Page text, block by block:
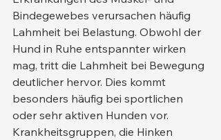
Bindegewebes verursachen häufig
Lahmheit bei Belastung. Obwohl der
Hund in Ruhe entspannter wirken
mag, tritt die Lahmheit bei Bewegung
deutlicher hervor. Dies kommt
besonders häufig bei sportlichen
oder sehr aktiven Hunden vor.
Krankheitsgruppen, die Hinken